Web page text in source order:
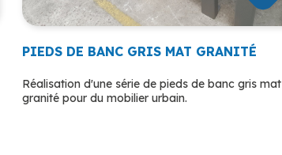
PIEDS DE BANC GRIS MAT GRANITÉ
Réalisation d'une série de pieds de banc gris mat
granité pour du mobilier urbain.